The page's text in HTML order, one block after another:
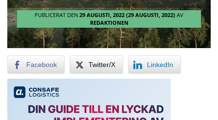
PUBLICERAT DEN 29 AUGUSTI, 2022 (29 AUGUSTI, 2022) AV
REDAKTIONEN
Facebook Twitter/X LinkedIn